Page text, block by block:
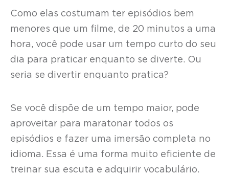
Como elas costumam ter episódios bem
menores que um filme, de 20 minutos a uma
hora, você pode usar um tempo curto do seu
dia para praticar enquanto se diverte. Ou
seria se divertir enquanto pratica?
Se você dispõe de um tempo maior, pode
aproveitar para maratonar todos os
episódios e fazer uma imersão completa no
idioma. Essa é uma forma muito eficiente de
treinar sua escuta e adquirir vocabulário.